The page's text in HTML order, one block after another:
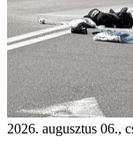
2026. augusztus 06.,